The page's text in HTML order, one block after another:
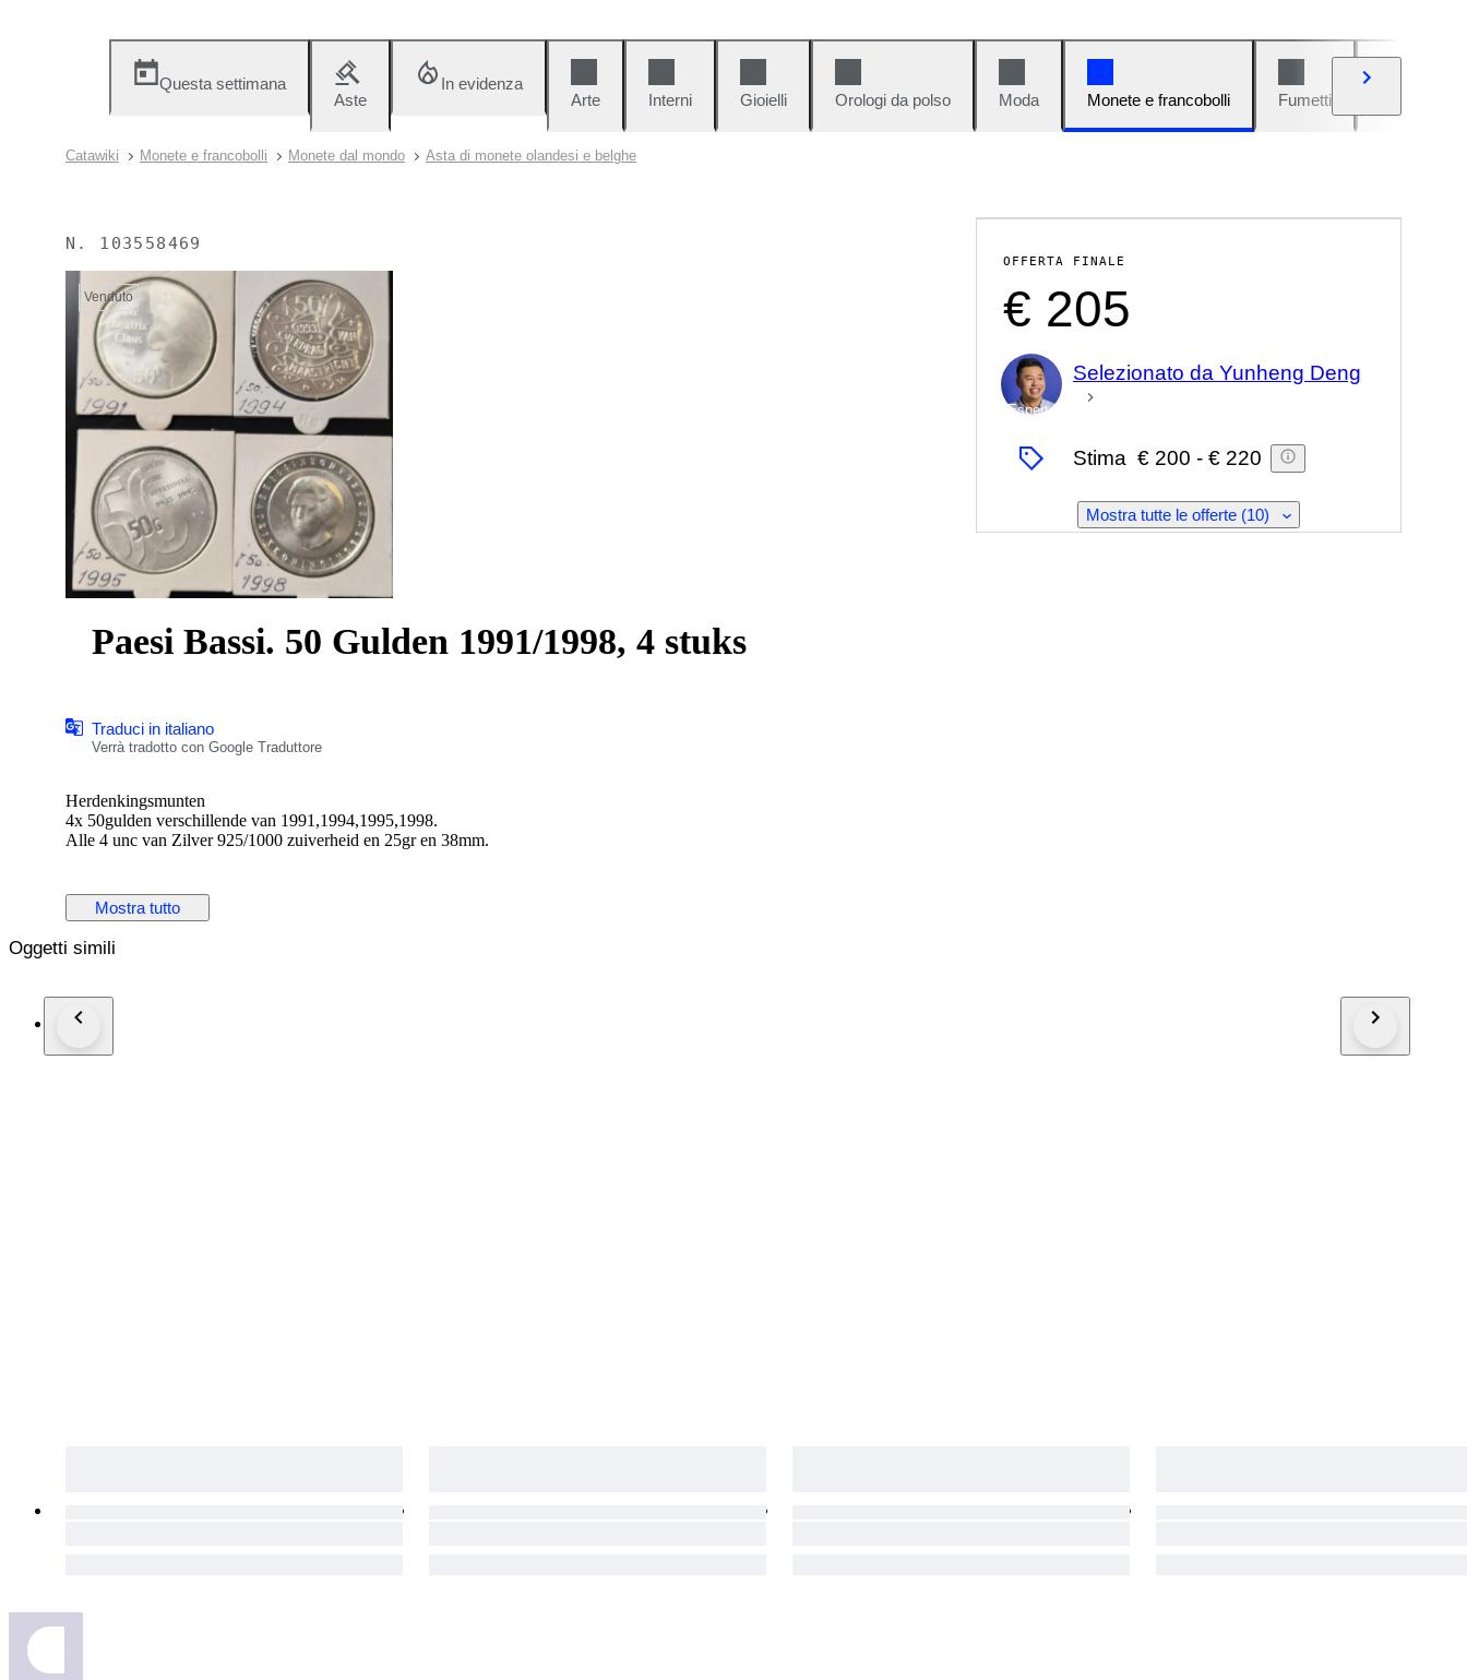
Questa settimana
Aste
In evidenza
Arte
Interni Gioielli Orologi da polso Moda Monete e francobolli Fumetti
Catawiki Monete e francobolli Monete dal mondo Asta di monete olandesi e belghe
N. 103558469
Venduto
Paesi Bassi. 50 Gulden 1991/1998, 4 stuks
Traduci in italiano
Verrà tradotto con Google Traduttore
Herdenkingsmunten
4x 50gulden verschillende van 1991,1994,1995,1998.
Alle 4 unc van Zilver 925/1000 zuiverheid en 25gr en 38mm.
Mostra tutto
OFFERTA FINALE
€ 205
Esperto
Selezionato da Yunheng Deng
Stima € 200 - € 220
Mostra tutte le offerte (10)
Oggetti simili